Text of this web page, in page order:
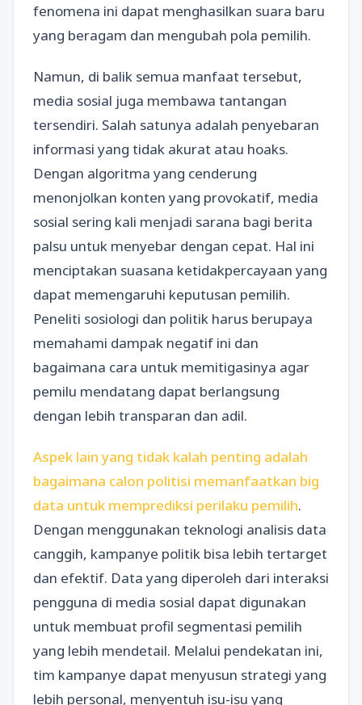
fenomena ini dapat menghasilkan suara baru
yang beragam dan mengubah pola pemilih.
Namun, di balik semua manfaat tersebut,
media sosial juga membawa tantangan
tersendiri. Salah satunya adalah penyebaran
informasi yang tidak akurat atau hoaks.
Dengan algoritma yang cenderung
menonjolkan konten yang provokatif, media
sosial sering kali menjadi sarana bagi berita
palsu untuk menyebar dengan cepat. Hal ini
menciptakan suasana ketidakpercayaan yang
dapat memengaruhi keputusan pemilih.
Peneliti sosiologi dan politik harus berupaya
memahami dampak negatif ini dan
bagaimana cara untuk memitigasinya agar
pemilu mendatang dapat berlangsung
dengan lebih transparan dan adil.
Aspek lain yang tidak kalah penting adalah
bagaimana calon politisi memanfaatkan big
data untuk memprediksi perilaku pemilih.
Dengan menggunakan teknologi analisis data
canggih, kampanye politik bisa lebih tertarget
dan efektif. Data yang diperoleh dari interaksi
pengguna di media sosial dapat digunakan
untuk membuat profil segmentasi pemilih
yang lebih mendetail. Melalui pendekatan ini,
tim kampanye dapat menyusun strategi yang
lebih personal, menyentuh isu-isu yang